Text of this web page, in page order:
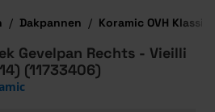
/ Dakpannen / Koramic OVH
Gevelpan Rechts - Vieilli
(11733406)